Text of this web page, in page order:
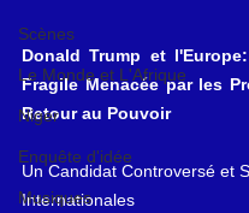
Scènes
Le Monde et L'Afrique
Niger
Enquête d'idée
Musiques
Donald Trump et
Fragile Menacée par les
Retour au Pouvoir
Un Candidat Controversé et
Internationales